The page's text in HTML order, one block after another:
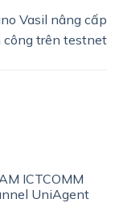
Vasil nâng cấp
trên testnet
ICTCOMM
UniAgent